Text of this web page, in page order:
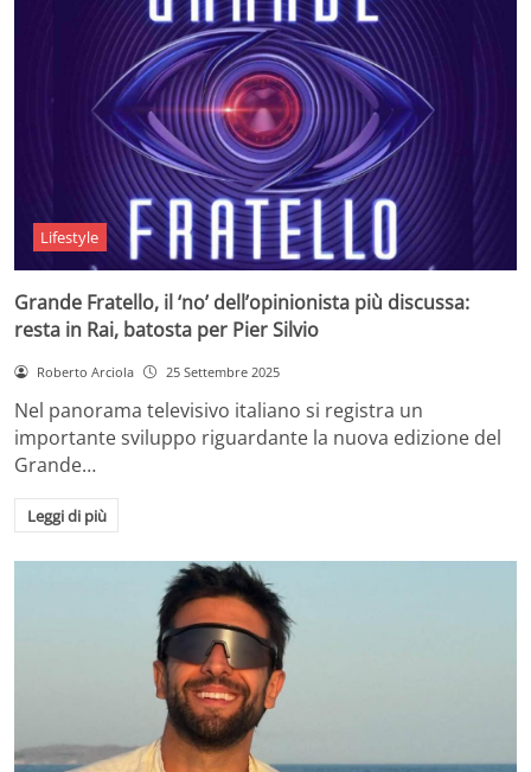
Lifestyle
Grande Fratello, il ‘no’ dell’opinionista più discussa:
resta in Rai, batosta per Pier Silvio
Roberto Arciola 25 Settembre 2025
Nel panorama televisivo italiano si registra un
importante sviluppo riguardante la nuova edizione del
Grande…
Leggi di più